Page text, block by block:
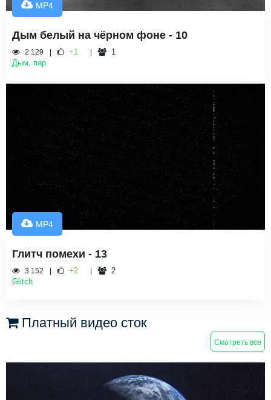
MP4
Дым белый на чёрном фоне - 10
2 129 +1
1
Дым, пар
MP4
Глитч помехи - 13
3 152 +2
2
Glitch
Платный видео сток
Смотреть все